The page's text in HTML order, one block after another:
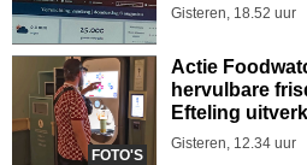
Gisteren, 18.52 uur
FOTO'S
Actie
hervulbare
Efteling
Gisteren, 12.34 uur